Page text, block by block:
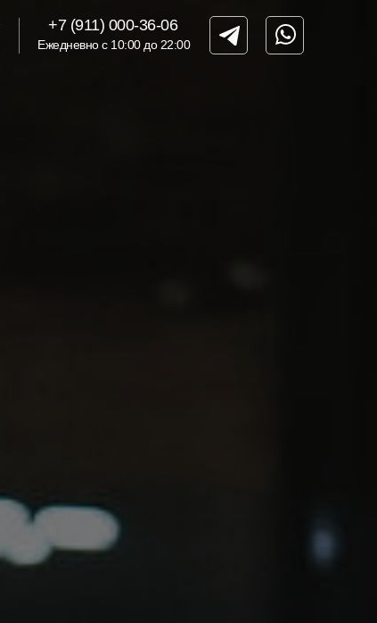
+7 (911) 000-36-06
Ежедневно с 10:00 до 22:00